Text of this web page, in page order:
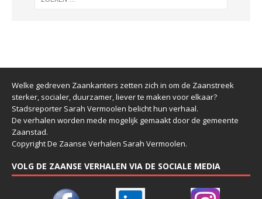
Welke gedreven Zaankanters zetten zich in om de Zaanstreek
sterker, socialer, duurzamer, liever te maken voor elkaar?
Stadsreporter Sarah Vermoolen belicht hun verhaal.
De verhalen worden mede mogelijk gemaakt door de gemeente
Zaanstad.
Copyright De Zaanse Verhalen Sarah Vermoolen.
VOLG DE ZAANSE VERHALEN VIA DE SOCIALE MEDIA